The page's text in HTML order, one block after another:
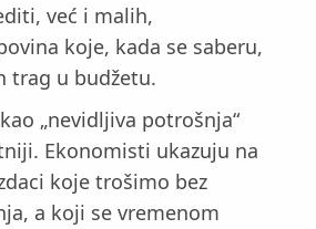
već i malih,
koje, kada se saberu,
trag u budžetu.
„nevidljiva potrošnja“
Ekonomisti ukazuju na
koje trošimo bez
a koji se vremenom